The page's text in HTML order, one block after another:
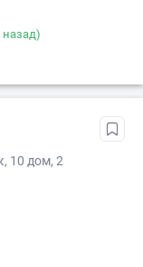
10 дом, 2